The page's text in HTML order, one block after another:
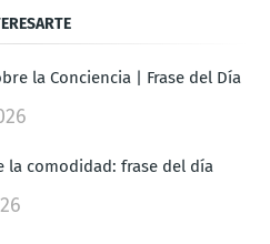
la Conciencia | Frase del Día
la comodidad: frase del día